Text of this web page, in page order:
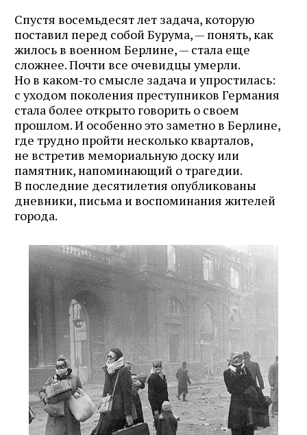
Спустя восемьдесят лет задача, которую
поставил перед собой Бурума, — понять, как
жилось в военном Берлине, — стала еще
сложнее. Почти все очевидцы умерли.
Но в каком‑то смысле задача и упростилась:
с уходом поколения преступников Германия
стала более открыто говорить о своем
прошлом. И особенно это заметно в Берлине,
где трудно пройти несколько кварталов,
не встретив мемориальную доску или
памятник, напоминающий о трагедии.
В последние десятилетия опубликованы
дневники, письма и воспоминания жителей
города.